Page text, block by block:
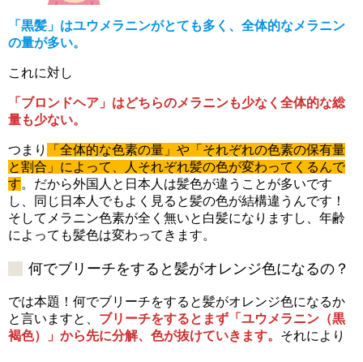
「黒髪」はユウメラニンがとても多く、全体的なメラニン
の量が多い。
これに対し
「ブロンドヘア」はどちらのメラニンも少なく全体的な総
量も少ない。
つまり
「全体的な色素の量」や「それぞれの色素の保有量
と割合」によって、人それぞれ髪の色が変わってくるんで
す。だから外国人と日本人は髪色が違うことが多いです
し、同じ日本人でもよく見ると髪の色が結構違うんです！
そしてメラニン色素が全く無いと白髪になりますし、年齢
によっても髪色は変わってきます。
何でブリーチをすると髪がオレンジ色になるの？
では本題！何でブリーチをすると髪がオレンジ色になるか
と言いますと、 ブリーチをするとまず「ユウメラニン（黒
褐色）」から先に分解、色が抜けていきます。 それにより